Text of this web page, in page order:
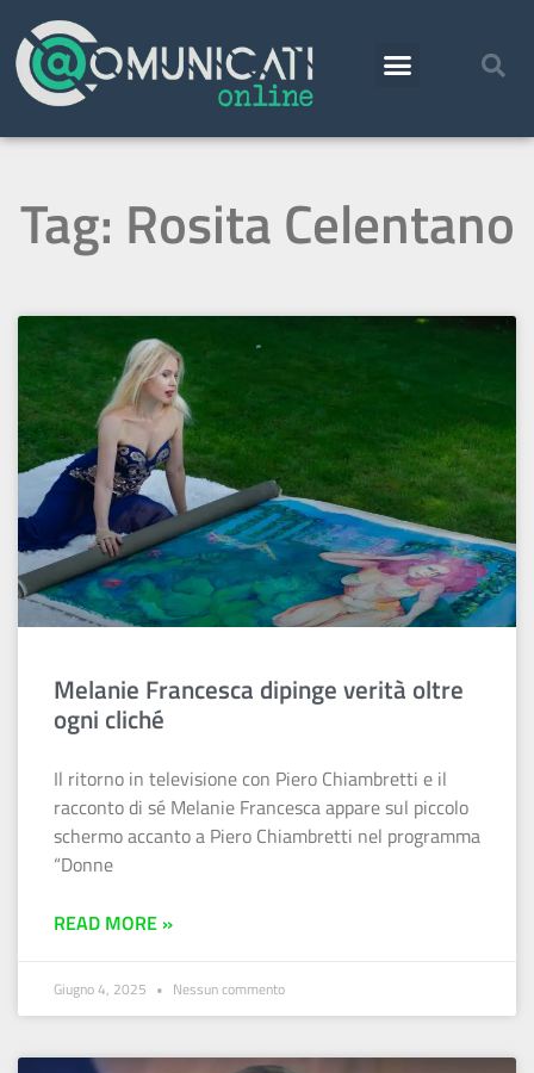
Tag: Rosita Celentano
Melanie Francesca dipinge verità oltre
ogni cliché
Il ritorno in televisione con Piero Chiambretti e il
racconto di sé Melanie Francesca appare sul piccolo
schermo accanto a Piero Chiambretti nel programma
“Donne
READ MORE »
Giugno 4, 2025 Nessun commento